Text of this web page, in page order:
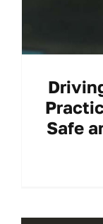
Safe